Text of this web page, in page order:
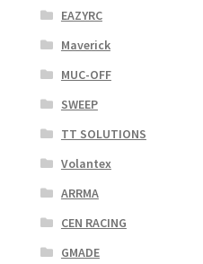
EAZYRC
Maverick
MUC-OFF
SWEEP
TT SOLUTIONS
Volantex
ARRMA
CEN RACING
GMADE